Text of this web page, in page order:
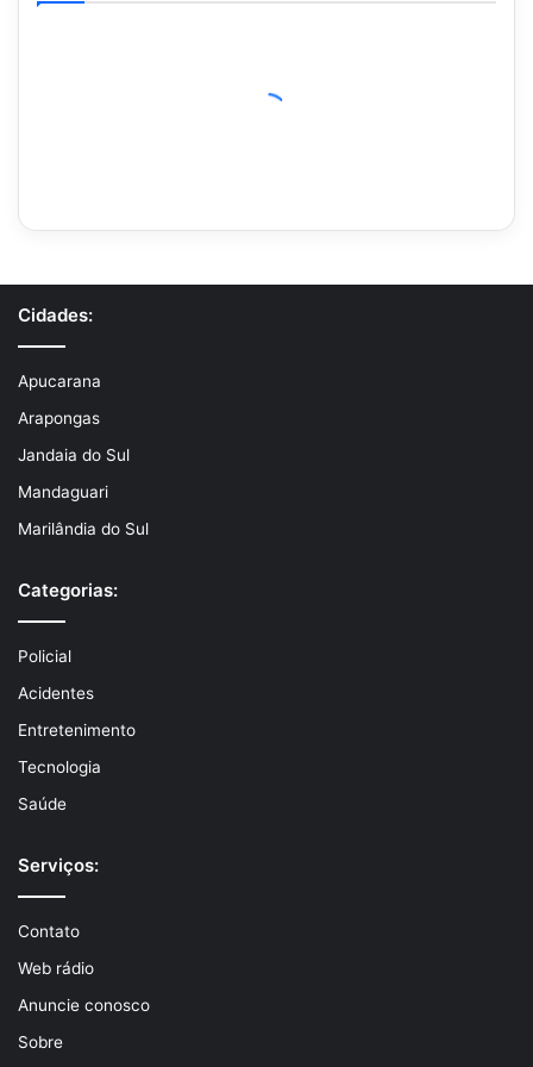
Cidades:
Apucarana
Arapongas
Jandaia do Sul
Mandaguari
Marilândia do Sul
Categorias:
Policial
Acidentes
Entretenimento
Tecnologia
Saúde
Serviços:
Contato
Web rádio
Anuncie conosco
Sobre